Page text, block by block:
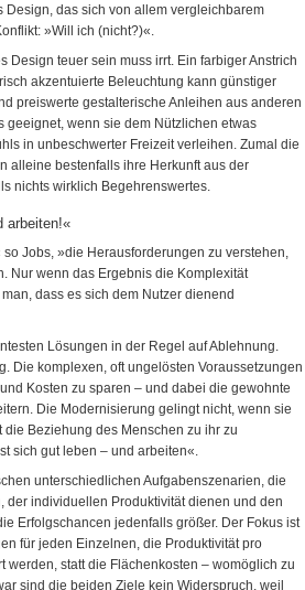
das sich von allem vergleichbarem
»Will ich (nicht?)«.
Design teuer sein muss irrt. Ein farbiger Anstrich
akzentuierte Beleuchtung kann günstiger
preiswerte gestalterische Anleihen aus anderen
wenn sie dem Nützlichen etwas
in unbeschwerter Freizeit verleihen. Zumal die
alleine bestenfalls ihre Herkunft aus der
nichts wirklich Begehrenswertes.
arbeiten!«
Jobs, »die Herausforderungen zu verstehen,
Nur wenn das Ergebnis die Komplexität
dass es sich dem Nutzer dienend
Lösungen in der Regel auf Ablehnung.
Die komplexen, oft ungelösten Voraussetzungen
Kosten zu sparen – und dabei die gewohnte
Die Modernisierung gelingt nicht, wenn sie
Beziehung des Menschen zu ihr zu
sich gut leben – und arbeiten«.
unterschiedlichen Aufgabenszenarien, die
der individuellen Produktivität dienen und den
Erfolgschancen jedenfalls größer. Der Fokus ist
für jeden Einzelnen, die Produktivität pro
statt die Flächenkosten – womöglich zu
sind die beiden Ziele kein Widerspruch, weil